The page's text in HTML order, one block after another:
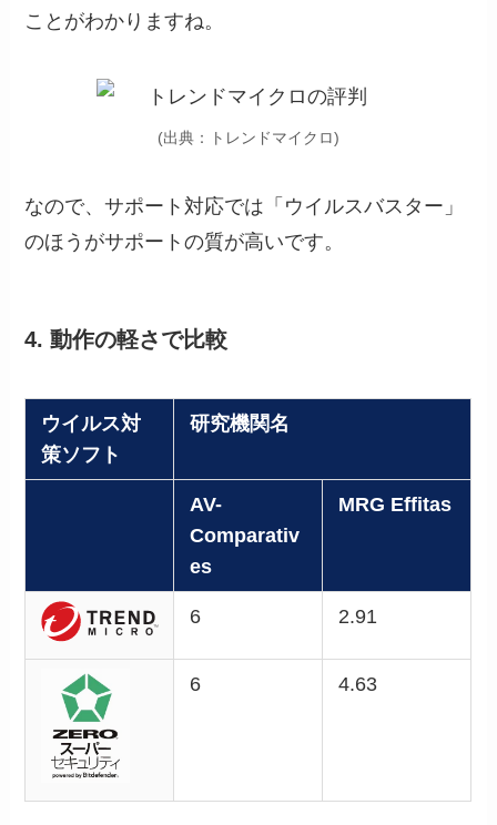
ことがわかりますね。
(出典：トレンドマイクロ)
なので、サポート対応では「 ウイルスバスター 」
のほうがサポートの質が高いです。
4. 動作の軽さで比較
ウイルス対
策ソフト
研究機関名
AV-
Comparativ
es
MRG Effitas
6 2.91
6 4.63